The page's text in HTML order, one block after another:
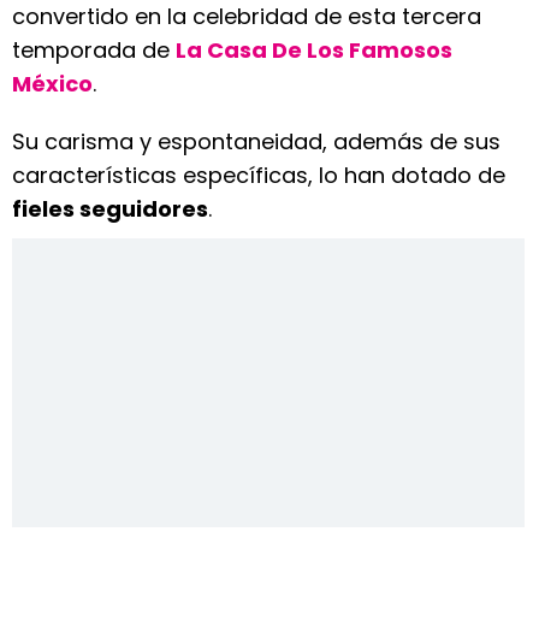
convertido en la celebridad de esta tercera
temporada de La Casa De Los Famosos
México.
Su carisma y espontaneidad, además de sus
características específicas, lo han dotado de
fieles seguidores.